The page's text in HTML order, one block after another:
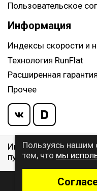
Пользовательское
Информация
Индексы скорости и
Технология RunFlat
Расширенная гарантия
Прочее
Информация
публичной офертой,
© 2009 -
Пользуясь нашим
тем, что мы